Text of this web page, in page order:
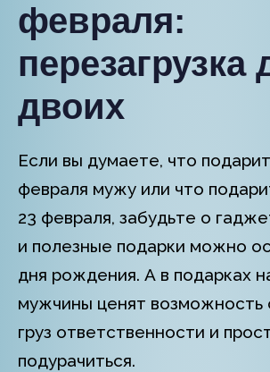
февраля:
перезагрузка
двоих
Если вы думаете, что
февраля мужу или что
23 февраля, забудьте о
и полезные подарки можно
дня рождения. А в подарках
мужчины ценят возможность
груз ответственности и
подурачиться.